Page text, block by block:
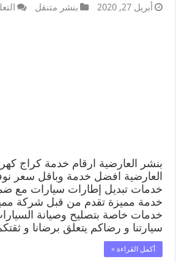
أبريل 27, 2020 بنشر متنقل
بنشر العارضية ارقام خدمة كراج
العارضية افضل خدمة وباقل سعر
خدمات تبديل إطارات سيارات مع
خدمة مميزة تقدم من قبل شركة
خدمات خاصة بتصليح وصيانة
سيارتنا و رضاكم يتعلق برضانا و
أكمل القراءة »